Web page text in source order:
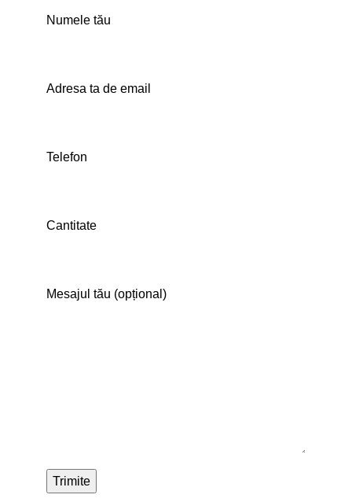
Numele tău
Adresa ta de email
Telefon
Cantitate
Mesajul tău (opțional)